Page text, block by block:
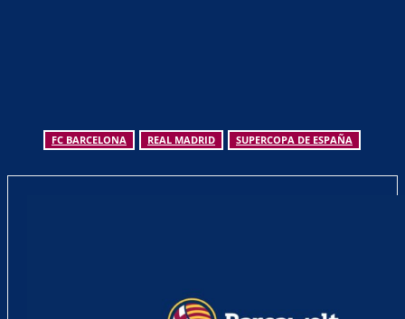
FC BARCELONA REAL MADRID SUPERCOPA DE ESPAÑA